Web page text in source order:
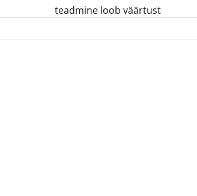
teadmine loob väärtust